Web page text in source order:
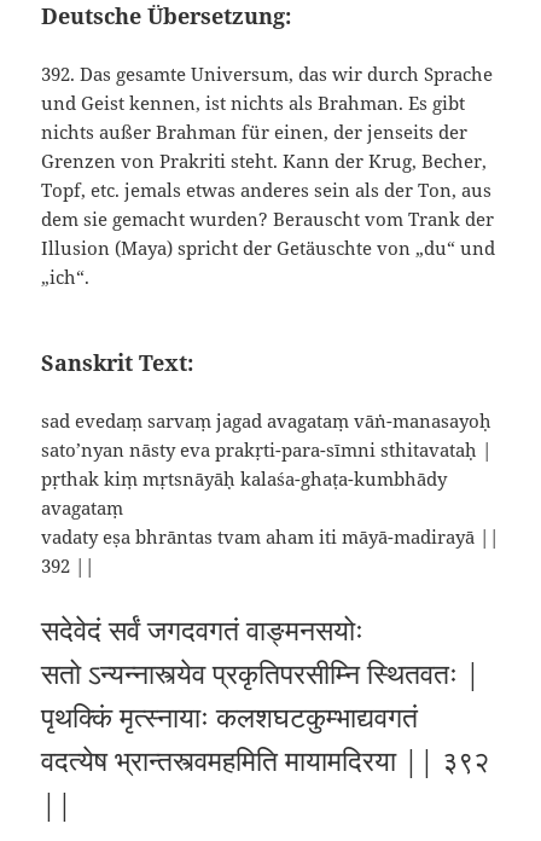
Deutsche Übersetzung:
392. Das gesamte Universum, das wir durch Sprache
und Geist kennen, ist nichts als Brahman. Es gibt
nichts außer Brahman für einen, der jenseits der
Grenzen von Prakriti steht. Kann der Krug, Becher,
Topf, etc. jemals etwas anderes sein als der Ton, aus
dem sie gemacht wurden? Berauscht vom Trank der
Illusion (Maya) spricht der Getäuschte von „du“ und
„ich“.
Sanskrit Text:
sad evedaṃ sarvaṃ jagad avagataṃ vāṅ-manasayoḥ
sato’nyan nāsty eva prakṛti-para-sīmni sthitavataḥ |
pṛthak kiṃ mṛtsnāyāḥ kalaśa-ghaṭa-kumbhādy
avagataṃ
vadaty eṣa bhrāntas tvam aham iti māyā-madirayā ||
392 ||
सदेवेदं सर्वं जगदवगतं वाङ्मनसयोः
सतो ऽन्यन्नास्त्येव प्रकृतिपरसीम्नि स्थितवतः |
पृथक्किं मृत्स्नायाः कलशघटकुम्भाद्यवगतं
वदत्येष भ्रान्तस्त्वमहमिति मायामदिरया || ३९२
||